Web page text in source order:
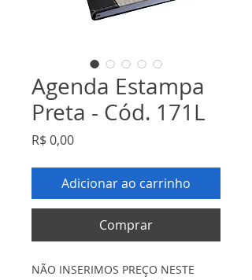
Agenda Estampa
Preta - Cód. 171L
R$ 0,00Preço
Adicionar ao carrinho
Comprar
NÃO INSERIMOS PREÇO NESTE